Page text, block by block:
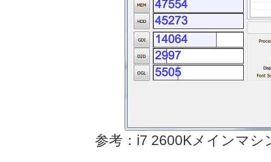
参考：i7 2600Kメインマシ